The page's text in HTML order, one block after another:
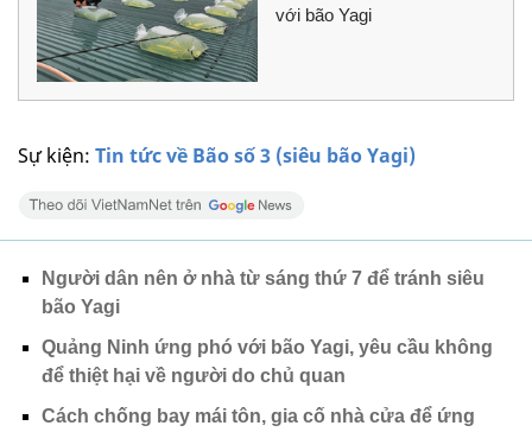
Sự kiện: Tin tức về Bão số 3 (siêu bão Yagi)
với bão Yagi
Người dân nên ở nhà từ sáng thứ 7 để tránh siêu
bão Yagi
Quảng Ninh ứng phó với bão Yagi, yêu cầu không
để thiệt hại về người do chủ quan
Cách chống bay mái tôn, gia cố nhà cửa để ứng